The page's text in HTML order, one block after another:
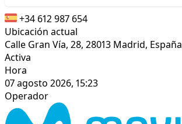
+34 612 987 654
Ubicación actual
Calle Gran Vía, 28, 28013 Madrid, España
Activa
Hora
07 agosto 2026, 15:23
Operador